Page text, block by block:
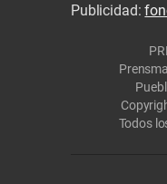
Publicidad:
Todos